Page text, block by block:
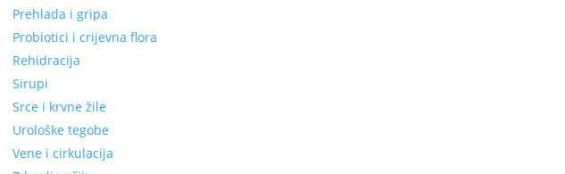
Prehlada i gripa
Probiotici i crijevna flora
Rehidracija
Sirupi
Srce i krvne žile
Urološke tegobe
Vene i cirkulacija